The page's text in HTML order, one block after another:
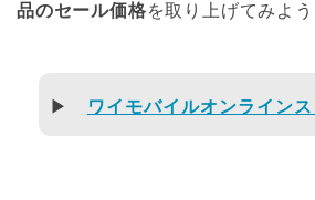
品のセール価格を取り上げてみよ
▶ ワイモバイルオンライン